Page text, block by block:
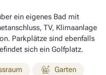
ein eigenes Bad mit
TV, Klimaanlage
Parkplätze sind ebenfalls
sich ein Golfplatz.
Garten